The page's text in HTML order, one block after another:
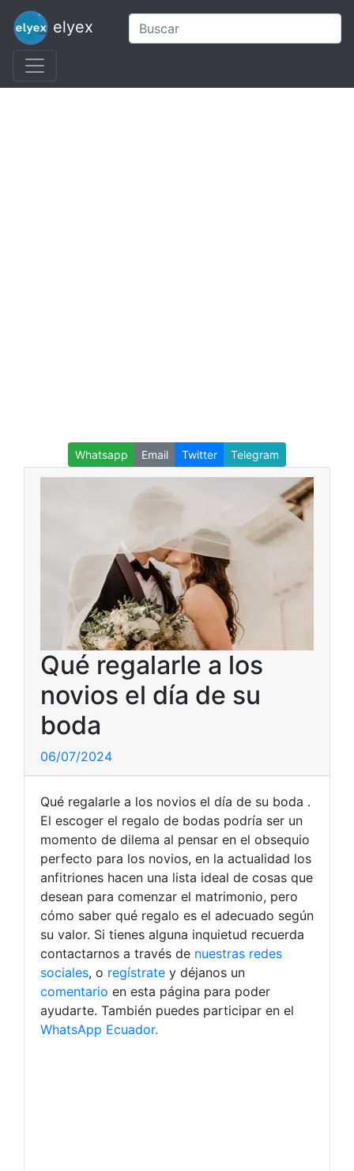
elyex
Whatsapp Email Twitter Telegram
Qué regalarle a los
novios el día de su
boda
06/07/2024
Qué regalarle a los novios el día de su boda .
El escoger el regalo de bodas podría ser un
momento de dilema al pensar en el obsequio
perfecto para los novios, en la actualidad los
anfitriones hacen una lista ideal de cosas que
desean para comenzar el matrimonio, pero
cómo saber qué regalo es el adecuado según
su valor. Si tienes alguna inquietud recuerda
contactarnos a través de nuestras redes
sociales, o regístrate y déjanos un
comentario en esta página para poder
ayudarte. También puedes participar en el
WhatsApp Ecuador.